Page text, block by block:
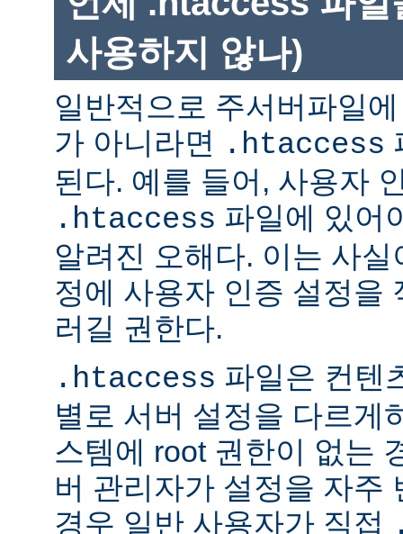
사용하지 않나)
일반적으로 주서버파일
가 아니라면 .htaccess
된다. 예를 들어, 사용자
.htaccess 파일에 있어
알려진 오해다. 이는 사
정에 사용자 인증 설정을
러길 권한다.
.htaccess 파일은 컨텐
별로 서버 설정을 다르게
스템에 root 권한이 없는
버 관리자가 설정을 자주
경우 일반 사용자가 직접